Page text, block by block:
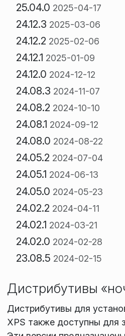
25.04.0 2025-04-17
24.12.3 2025-03-06
24.12.2 2025-02-06
24.12.1 2025-01-09
24.12.0 2024-12-12
24.08.3 2024-11-07
24.08.2 2024-10-10
24.08.1 2024-09-12
24.08.0 2024-08-22
24.05.2 2024-07-04
24.05.1 2024-06-13
24.05.0 2024-05-23
24.02.2 2024-04-11
24.02.1 2024-03-21
24.02.0 2024-02-28
23.08.5 2024-02-15
Дистрибутивы
Дистрибутивы для
XPS также доступны для